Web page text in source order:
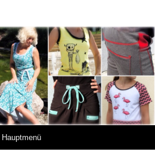
Hauptmenü